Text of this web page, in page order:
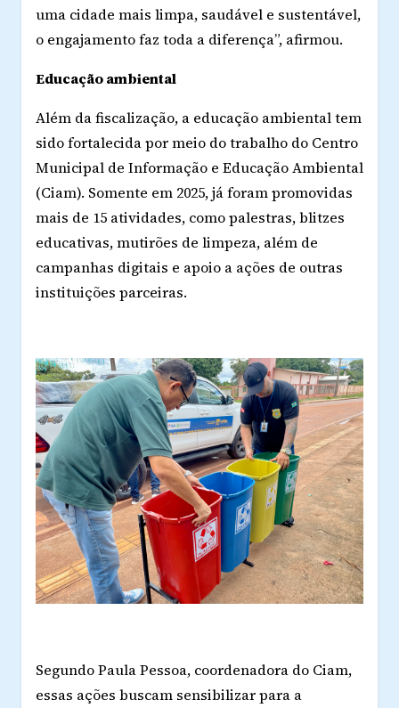
uma cidade mais limpa, saudável e sustentável,
o engajamento faz toda a diferença”, afirmou.
Educação ambiental
Além da fiscalização, a educação ambiental tem
sido fortalecida por meio do trabalho do Centro
Municipal de Informação e Educação Ambiental
(Ciam). Somente em 2025, já foram promovidas
mais de 15 atividades, como palestras, blitzes
educativas, mutirões de limpeza, além de
campanhas digitais e apoio a ações de outras
instituições parceiras.
Segundo Paula Pessoa, coordenadora do Ciam,
essas ações buscam sensibilizar para a